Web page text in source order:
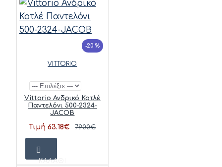
-20 %
VITTORIO
Vittorio Ανδρικό Κοτλέ
Παντελόνι 500-2324-
JACOB
Τιμή 63.18€ 79.00€
ΚΑΛΆΘΙ